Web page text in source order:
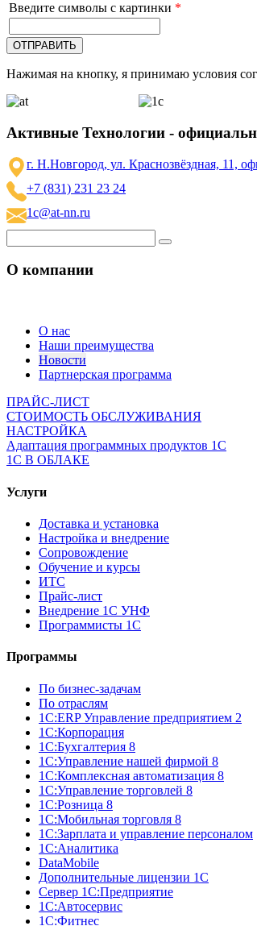
Введите символы с картинки *
Нажимая на кнопку, я принимаю условия
Активные Технологии -
г. Н.Новгород, ул. Краснозвёздная, 11,
+7 (831) 231 23 24
1c@at-nn.ru
О компании
О нас
Наши преимущества
Новости
Партнерская программа
ПРАЙС-ЛИСТ
СТОИМОСТЬ ОБСЛУЖИВАНИЯ
НАСТРОЙКА
Адаптация программных продуктов 1С
1С В ОБЛАКЕ
Услуги
Доставка и установка
Настройка и внедрение
Сопровождение
Обучение и курсы
ИТС
Прайс-лист
Внедрение 1С УНФ
Программисты 1С
Программы
По бизнес-задачам
По отраслям
1C:ERP Управление предприятием 2
1С:Корпорация
1С:Бухгалтерия 8
1С:Управление нашей фирмой 8
1С:Комплексная автоматизация 8
1С:Управление торговлей 8
1С:Розница 8
1С:Мобильная торговля 8
1С:Зарплата и управление персоналом
1С:Аналитика
DataMobile
Дополнительные лицензии 1С
Сервер 1С:Предприятие
1С:Автосервис
1С:Фитнес